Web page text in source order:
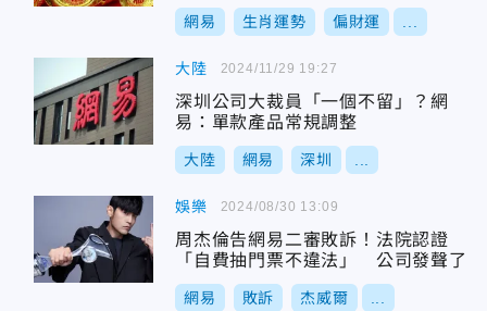
網易 生肖運勢 偏財運
大陸
深圳公司大裁員「一個不留」？網
易：單款產品常規調整
大陸 網易 深圳
2024/11/29 19:27
娛樂
周杰倫告網易二審敗訴！法院認證
「自費抽門票不違法」 公司發聲了
網易 敗訴 杰威爾
2024/08/30 13:09